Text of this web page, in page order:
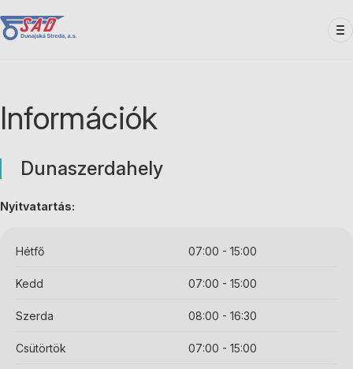
a
tartalomra
Információk
Dunaszerdahely
Nyitvatartás:
Hétfő 07:00 - 15:00
Kedd 07:00 - 15:00
Szerda 08:00 - 16:30
Csütörtök 07:00 - 15:00